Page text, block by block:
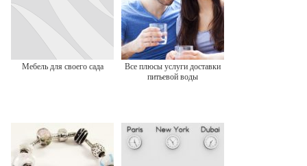
Мебель для своего сада
Все плюсы услуги доставки
питьевой воды